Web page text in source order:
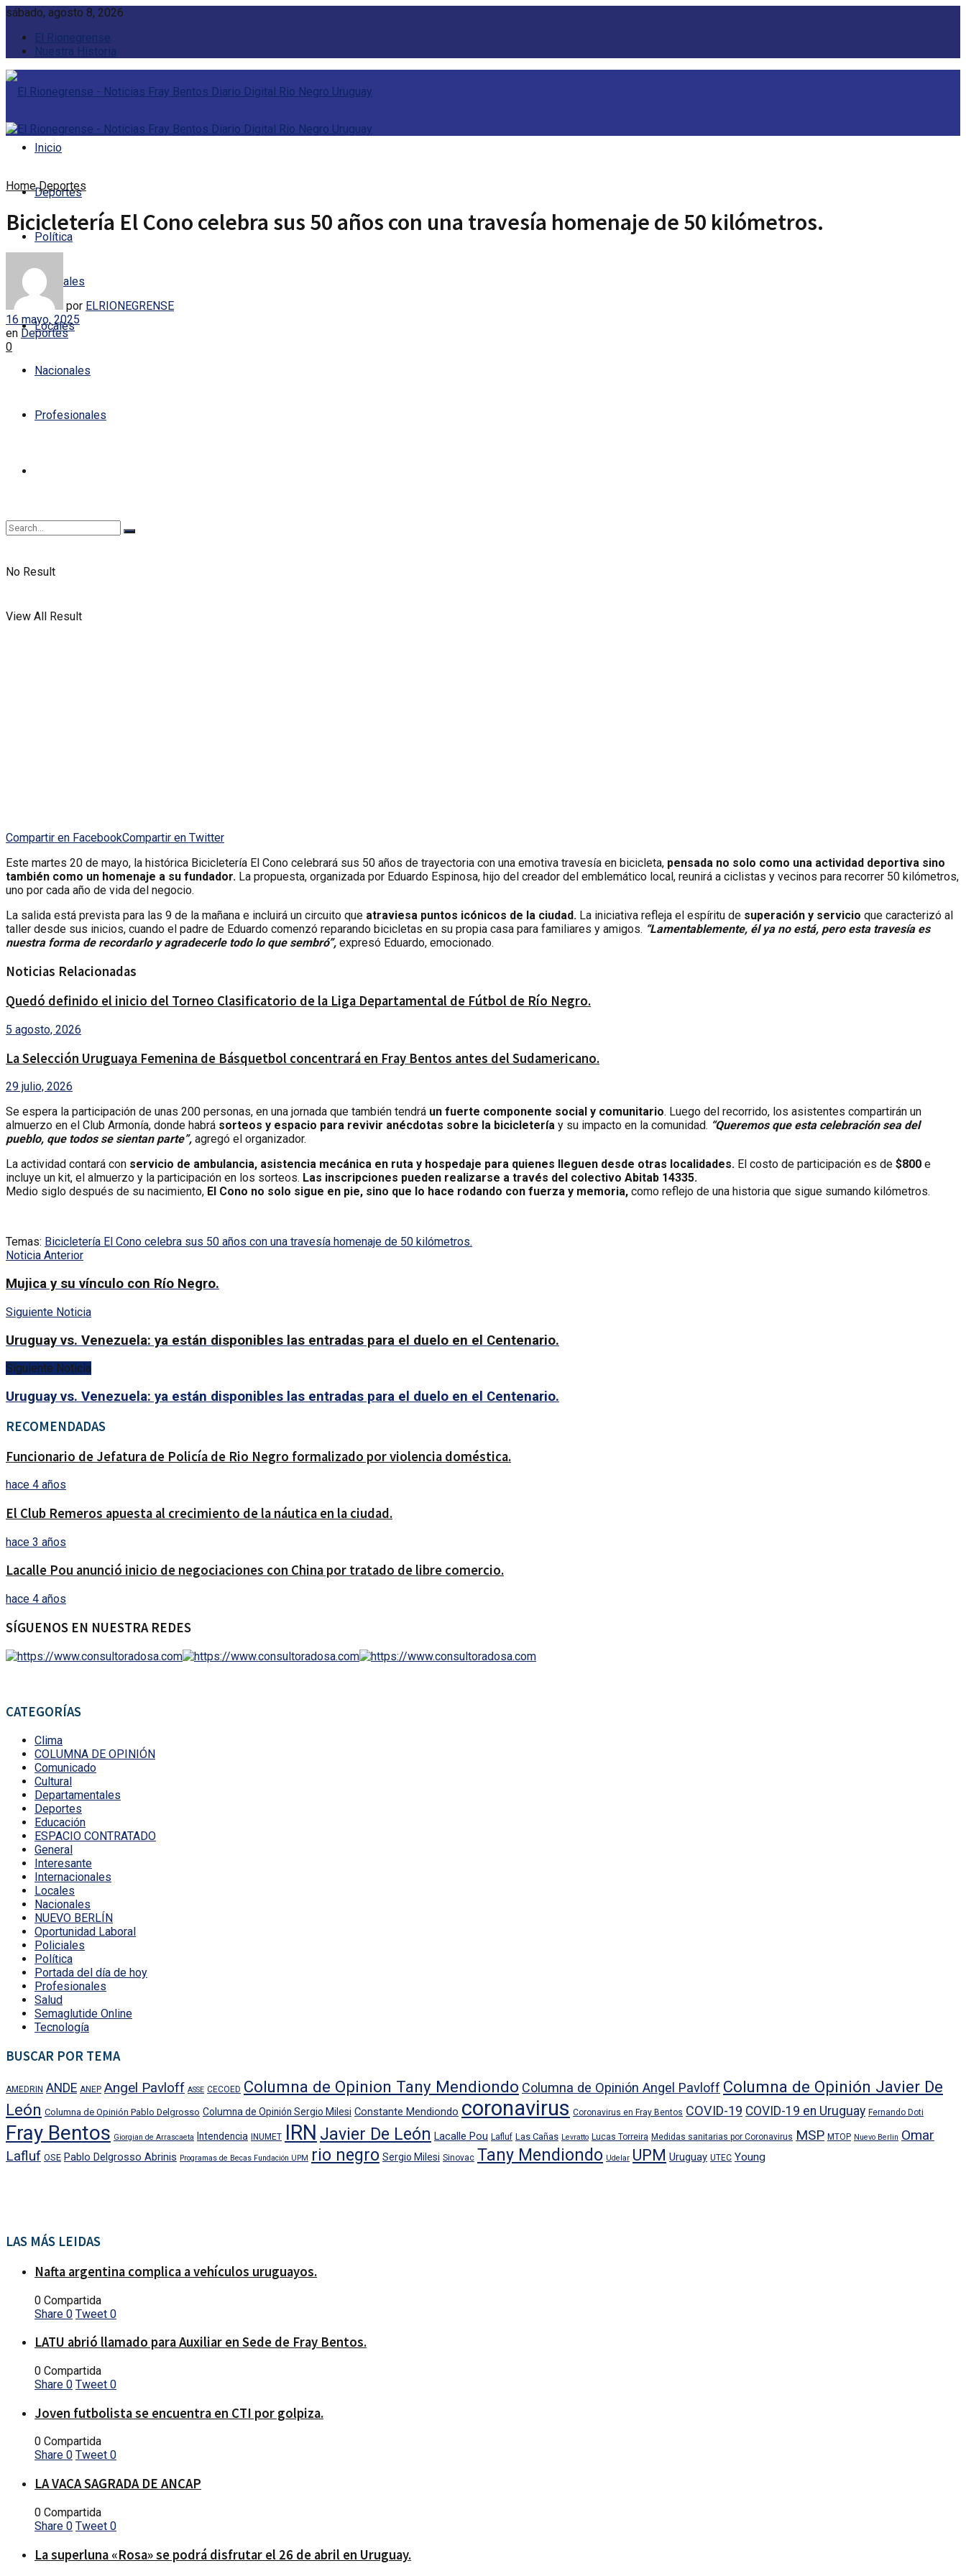
sábado, agosto 8, 2026
El Rionegrense
Nuestra Historia
Inicio
Deportes
Política
Policiales
Locales
Nacionales
Profesionales
No Result
View All Result
Home Deportes
Bicicletería El Cono celebra sus 50 años con una travesía homenaje de 50 kilómetros.
por ELRIONEGRENSE
16 mayo, 2025
en Deportes
0
Compartir en FacebookCompartir en Twitter
Este martes 20 de mayo, la histórica Bicicletería El Cono celebrará sus 50 años de trayectoria con una emotiva travesía en bicicleta, pensada no solo como una actividad deportiva sino
también como un homenaje a su fundador. La propuesta, organizada por Eduardo Espinosa, hijo del creador del emblemático local, reunirá a ciclistas y vecinos para recorrer 50 kilómetros,
uno por cada año de vida del negocio.
La salida está prevista para las 9 de la mañana e incluirá un circuito que atraviesa puntos icónicos de la ciudad. La iniciativa refleja el espíritu de superación y servicio que caracterizó al
taller desde sus inicios, cuando el padre de Eduardo comenzó reparando bicicletas en su propia casa para familiares y amigos. “Lamentablemente, él ya no está, pero esta travesía es
nuestra forma de recordarlo y agradecerle todo lo que sembró”, expresó Eduardo, emocionado.
Noticias Relacionadas
Quedó definido el inicio del Torneo Clasificatorio de la Liga Departamental de Fútbol de Río Negro.
5 agosto, 2026
La Selección Uruguaya Femenina de Básquetbol concentrará en Fray Bentos antes del Sudamericano.
29 julio, 2026
Se espera la participación de unas 200 personas, en una jornada que también tendrá un fuerte componente social y comunitario. Luego del recorrido, los asistentes compartirán un
almuerzo en el Club Armonía, donde habrá sorteos y espacio para revivir anécdotas sobre la bicicletería y su impacto en la comunidad. “Queremos que esta celebración sea del
pueblo, que todos se sientan parte”, agregó el organizador.
La actividad contará con servicio de ambulancia, asistencia mecánica en ruta y hospedaje para quienes lleguen desde otras localidades. El costo de participación es de $800 e
incluye un kit, el almuerzo y la participación en los sorteos. Las inscripciones pueden realizarse a través del colectivo Abitab 14335.
Medio siglo después de su nacimiento, El Cono no solo sigue en pie, sino que lo hace rodando con fuerza y memoria, como reflejo de una historia que sigue sumando kilómetros.
Temas: Bicicletería El Cono celebra sus 50 años con una travesía homenaje de 50 kilómetros.
Noticia Anterior
Mujica y su vínculo con Río Negro.
Siguiente Noticia
Uruguay vs. Venezuela: ya están disponibles las entradas para el duelo en el Centenario.
Siguiente Noticia
Uruguay vs. Venezuela: ya están disponibles las entradas para el duelo en el Centenario.
RECOMENDADAS
Funcionario de Jefatura de Policía de Rio Negro formalizado por violencia doméstica.
hace 4 años
El Club Remeros apuesta al crecimiento de la náutica en la ciudad.
hace 3 años
Lacalle Pou anunció inicio de negociaciones con China por tratado de libre comercio.
hace 4 años
SÍGUENOS EN NUESTRA REDES
CATEGORÍAS
Clima
COLUMNA DE OPINIÓN
Comunicado
Cultural
Departamentales
Deportes
Educación
ESPACIO CONTRATADO
General
Interesante
Internacionales
Locales
Nacionales
NUEVO BERLÍN
Oportunidad Laboral
Policiales
Política
Portada del día de hoy
Profesionales
Salud
Semaglutide Online
Tecnología
BUSCAR POR TEMA
AMEDRIN ANDE ANEP Angel Pavloff ASSE CECOED Columna de Opinion Tany Mendiondo Columna de Opinión Angel Pavloff Columna de Opinión Javier De
León Columna de Opinión Pablo Delgrosso Columna de Opinión Sergio Milesi Constante Mendiondo coronavirus Coronavirus en Fray Bentos COVID-19 COVID-19 en Uruguay Fernando Doti
Fray Bentos Giorgian de Arrascaeta Intendencia INUMET IRN Javier De León Lacalle Pou Lafluf Las Cañas Levratto Lucas Torreira Medidas sanitarias por Coronavirus MSP MTOP Nuevo Berlin Omar
Lafluf OSE Pablo Delgrosso Abrinis Programas de Becas Fundación UPM rio negro Sergio Milesi Sinovac Tany Mendiondo Udelar UPM Uruguay UTEC Young
LAS MÁS LEIDAS
Nafta argentina complica a vehículos uruguayos.
0 Compartida
Share 0 Tweet 0
LATU abrió llamado para Auxiliar en Sede de Fray Bentos.
0 Compartida
Share 0 Tweet 0
Joven futbolista se encuentra en CTI por golpiza.
0 Compartida
Share 0 Tweet 0
LA VACA SAGRADA DE ANCAP
0 Compartida
Share 0 Tweet 0
La superluna «Rosa» se podrá disfrutar el 26 de abril en Uruguay.